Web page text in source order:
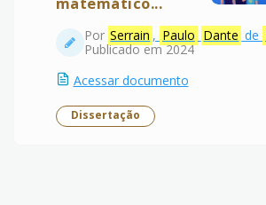
Por Serrain , Paulo Dante de
Publicado em 2024
Acessar documento
Dissertação